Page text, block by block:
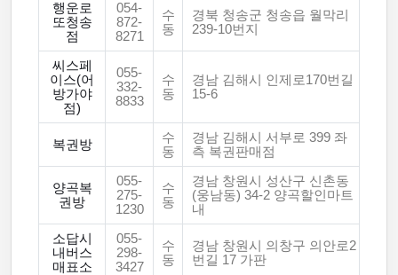
행운로
또청송
점
054-
872-
8271
수
동
경북 청송군 청송읍 월막리
239-10번지
씨스페
이스(어
방가야
점)
055-
332-
8833
수
동
경남 김해시 인제로170번길
15-6
복권방
수
동
경남 김해시 서부로 399 좌
측 복권판매점
양곡복
권방
055-
275-
1230
수
동
경남 창원시 성산구 신촌동
(웅남동) 34-2 양곡할인마트
내
소답시
내버스
매표소
055-
298-
3427
수
동
경남 창원시 의창구 의안로2
번길 17 가판